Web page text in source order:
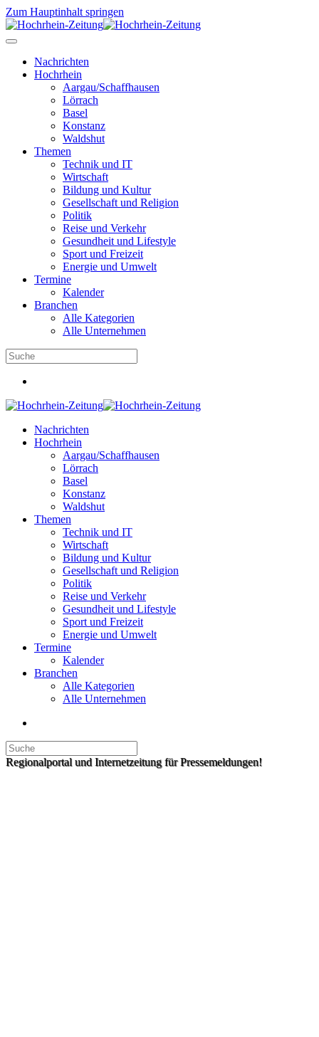
Zum Hauptinhalt springen
Nachrichten
Hochrhein
Aargau/Schaffhausen
Lörrach
Basel
Konstanz
Waldshut
Themen
Technik und IT
Wirtschaft
Bildung und Kultur
Gesellschaft und Religion
Politik
Reise und Verkehr
Gesundheit und Lifestyle
Sport und Freizeit
Energie und Umwelt
Termine
Kalender
Branchen
Alle Kategorien
Alle Unternehmen
Nachrichten
Hochrhein
Aargau/Schaffhausen
Lörrach
Basel
Konstanz
Waldshut
Themen
Technik und IT
Wirtschaft
Bildung und Kultur
Gesellschaft und Religion
Politik
Reise und Verkehr
Gesundheit und Lifestyle
Sport und Freizeit
Energie und Umwelt
Termine
Kalender
Branchen
Alle Kategorien
Alle Unternehmen
Regionalportal und Internetzeitung für Pressemeldungen!